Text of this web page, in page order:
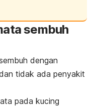
sembuh
dengan
tidak ada penyakit
pada kucing